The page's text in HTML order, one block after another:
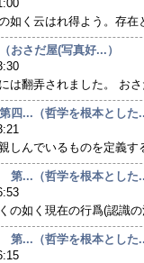
如く云はれ得よう。存在
おさだ屋(写真好...）
は翻弄されました。 お
...（哲学を根本とした...
しんでいるものを定義す
...（哲学を根本とした...
の如く現在の行爲(認識
...（哲学を根本とした...